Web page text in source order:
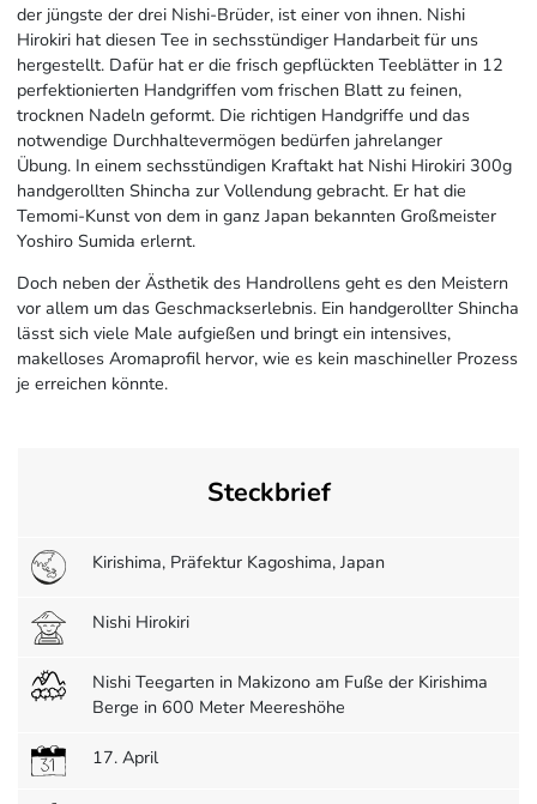
der jüngste der drei Nishi-Brüder, ist einer von ihnen. Nishi
Hirokiri hat diesen Tee in sechsstündiger Handarbeit für uns
hergestellt. Dafür hat er die frisch gepflückten Teeblätter in 12
perfektionierten Handgriffen vom frischen Blatt zu feinen,
trocknen Nadeln geformt. Die richtigen Handgriffe und das
notwendige Durchhaltevermögen bedürfen jahrelanger
Übung. In einem sechsstündigen Kraftakt hat Nishi Hirokiri 300g
handgerollten Shincha zur Vollendung gebracht. Er hat die
Temomi-Kunst von dem in ganz Japan bekannten Großmeister
Yoshiro Sumida erlernt.
Doch neben der Ästhetik des Handrollens geht es den Meistern
vor allem um das Geschmackserlebnis. Ein handgerollter Shincha
lässt sich viele Male aufgießen und bringt ein intensives,
makelloses Aromaprofil hervor, wie es kein maschineller Prozess
je erreichen könnte.
Steckbrief
Kirishima, Präfektur Kagoshima, Japan
Nishi Hirokiri
Nishi Teegarten in Makizono am Fuße der Kirishima
Berge in 600 Meter Meereshöhe
17. April